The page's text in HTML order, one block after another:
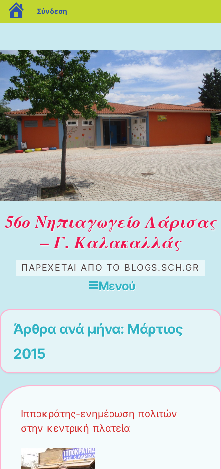
56ο Νηπιαγωγείο Λάρισας
– Γ. Καλακαλλάς
ΠΑΡΈΧΕΤΑΙ ΑΠΌ ΤΟ BLOGS.SCH.GR
Μενού
Άρθρα ανά μήνα: Μάρτιος
2015
Ιπποκράτης-ενημέρωση πολιτών
στην κεντρική πλατεία
blogs.sch.gr
Σύνδεση